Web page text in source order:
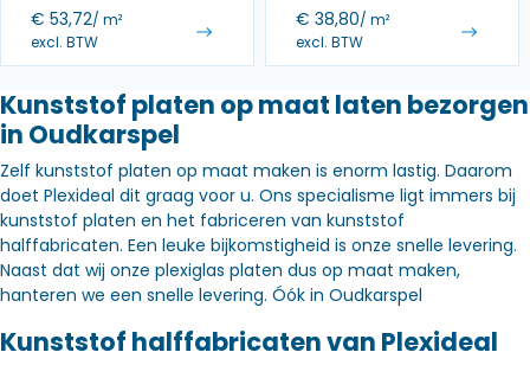
€ 53,72/ m²
excl. BTW
€ 38,80/ m²
excl. BTW
Kunststof platen op maat laten bezorgen
in Oudkarspel
Zelf kunststof platen op maat maken is enorm lastig. Daarom
doet Plexideal dit graag voor u. Ons specialisme ligt immers bij
kunststof platen en het fabriceren van kunststof
halffabricaten. Een leuke bijkomstigheid is onze snelle levering.
Naast dat wij onze plexiglas platen dus op maat maken,
hanteren we een snelle levering. Óók in Oudkarspel
Kunststof halffabricaten van Plexideal